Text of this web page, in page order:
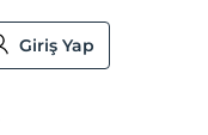
Giriş Yap